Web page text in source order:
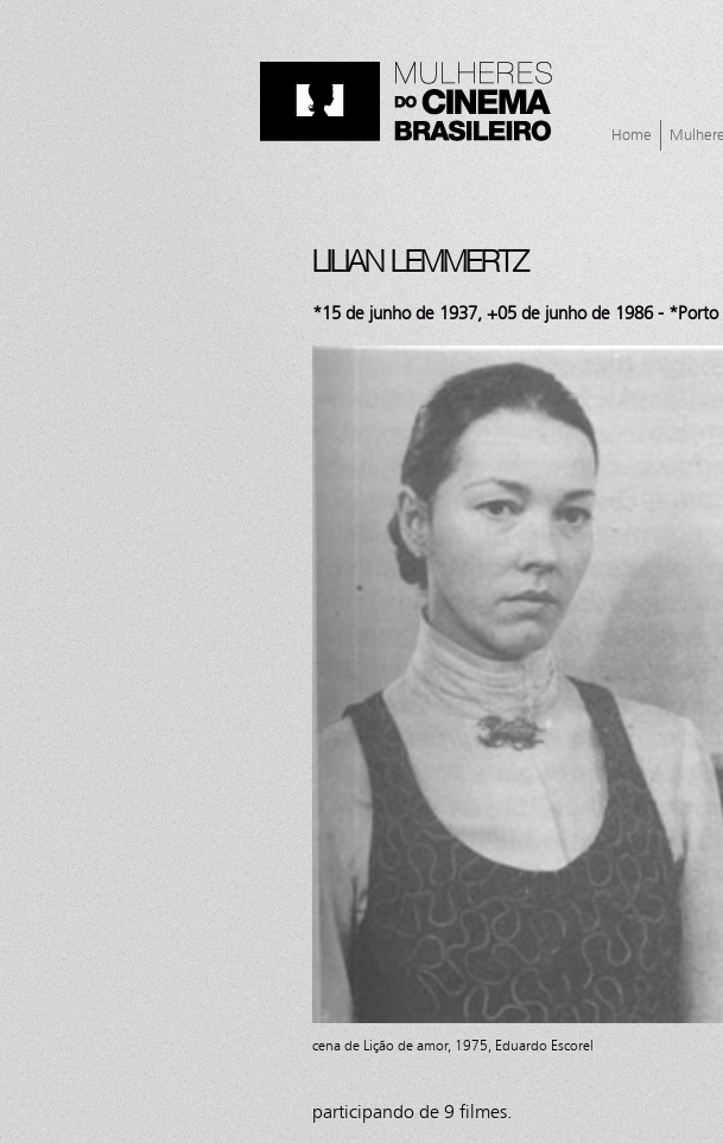
Home
LILIAN LEMMERTZ
*15 de junho de 1937, +05 de junho de 1986 - *Porto
cena de Lição de amor, 1975, Eduardo Escorel
participando de 9 filmes.